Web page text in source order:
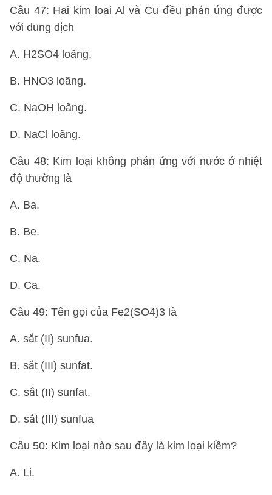
Câu 47: Hai kim loại Al và Cu đều phản ứng được
với dung dịch
A. H2SO4 loãng.
B. HNO3 loãng.
C. NaOH loãng.
D. NaCl loãng.
Câu 48: Kim loại không phản ứng với nước ở nhiệt
độ thường là
A. Ba.
B. Be.
C. Na.
D. Ca.
Câu 49: Tên gọi của Fe2(SO4)3 là
A. sắt (II) sunfua.
B. sắt (III) sunfat.
C. sắt (II) sunfat.
D. sắt (III) sunfua
Câu 50: Kim loại nào sau đây là kim loại kiềm?
A. Li.